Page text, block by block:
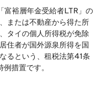
裕層年金受給者LTR」の
または不動産から得た所
タイの個人所得税が免除
住者が国外源泉所得を国
るという、租税法第41条
措置です。